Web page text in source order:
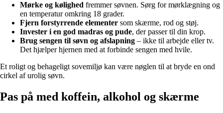
Mørke og kølighed fremmer søvnen. Sørg for mørklægning og
en temperatur omkring 18 grader.
Fjern forstyrrende elementer som skærme, rod og støj.
Invester i en god madras og pude, der passer til din krop.
Brug sengen til søvn og afslapning – ikke til arbejde eller tv.
Det hjælper hjernen med at forbinde sengen med hvile.
Et roligt og behageligt sovemiljø kan være nøglen til at bryde en ond
cirkel af urolig søvn.
Pas på med koffein, alkohol og skærme